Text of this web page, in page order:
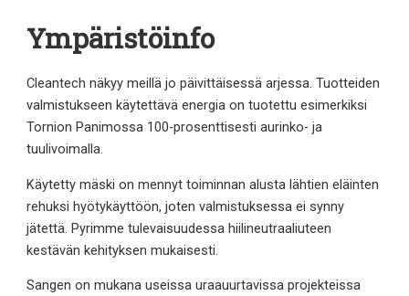
Ympäristöinfo
Cleantech näkyy meillä jo päivittäisessä arjessa. Tuotteiden
valmistukseen käytettävä energia on tuotettu esimerkiksi
Tornion Panimossa 100-prosenttisesti aurinko- ja
tuulivoimalla.
Käytetty mäski on mennyt toiminnan alusta lähtien eläinten
rehuksi hyötykäyttöön, joten valmistuksessa ei synny
jätettä. Pyrimme tulevaisuudessa hiilineutraaliuteen
kestävän kehityksen mukaisesti.
Sangen on mukana useissa uraauurtavissa projekteissa